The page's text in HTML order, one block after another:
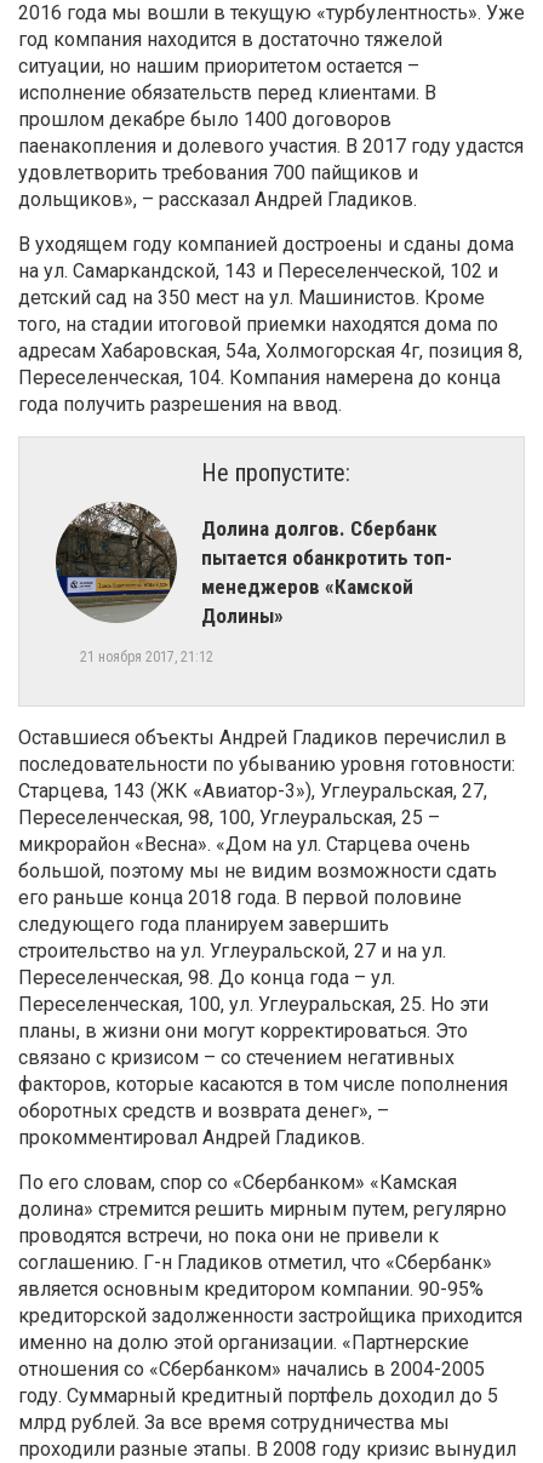
2016 года мы вошли в текущую «турбулентность». Уже
год компания находится в достаточно тяжелой
ситуации, но нашим приоритетом остается –
исполнение обязательств перед клиентами. В
прошлом декабре было 1400 договоров
паенакопления и долевого участия. В 2017 году удастся
удовлетворить требования 700 пайщиков и
дольщиков», – рассказал Андрей Гладиков.
В уходящем году компанией достроены и сданы дома
на ул. Самаркандской, 143 и Переселенческой, 102 и
детский сад на 350 мест на ул. Машинистов. Кроме
того, на стадии итоговой приемки находятся дома по
адресам Хабаровская, 54а, Холмогорская 4г, позиция 8,
Переселенческая, 104. Компания намерена до конца
года получить разрешения на ввод.
Не пропустите:
Долина долгов. Сбербанк
пытается обанкротить топ-
менеджеров «Камской
Долины»
21 ноября 2017, 21:12
Оставшиеся объекты Андрей Гладиков перечислил в
последовательности по убыванию уровня готовности:
Старцева, 143 (ЖК «Авиатор-3»), Углеуральская, 27,
Переселенческая, 98, 100, Углеуральская, 25 –
микрорайон «Весна». «Дом на ул. Старцева очень
большой, поэтому мы не видим возможности сдать
его раньше конца 2018 года. В первой половине
следующего года планируем завершить
строительство на ул. Углеуральской, 27 и на ул.
Переселенческая, 98. До конца года – ул.
Переселенческая, 100, ул. Углеуральская, 25. Но эти
планы, в жизни они могут корректироваться. Это
связано с кризисом – со стечением негативных
факторов, которые касаются в том числе пополнения
оборотных средств и возврата денег», –
прокомментировал Андрей Гладиков.
По его словам, спор со «Сбербанком» «Камская
долина» стремится решить мирным путем, регулярно
проводятся встречи, но пока они не привели к
соглашению. Г-н Гладиков отметил, что «Сбербанк»
является основным кредитором компании. 90-95%
кредиторской задолженности застройщика приходится
именно на долю этой организации. «Партнерские
отношения со «Сбербанком» начались в 2004-2005
году. Суммарный кредитный портфель доходил до 5
млрд рублей. За все время сотрудничества мы
проходили разные этапы. В 2008 году кризис вынудил